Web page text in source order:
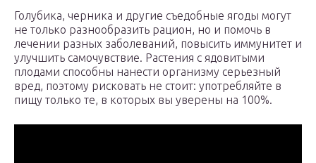
Голубика, черника и другие съедобные ягоды могут
не только разнообразить рацион, но и помочь в
лечении разных заболеваний, повысить иммунитет и
улучшить самочувствие. Растения с ядовитыми
плодами способны нанести организму серьезный
вред, поэтому рисковать не стоит: употребляйте в
пищу только те, в которых вы уверены на 100%.